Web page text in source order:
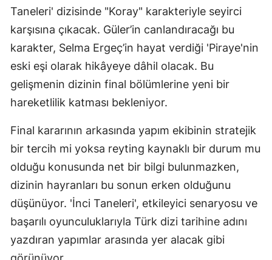
Malatya
Manisa
Kahramanmaraş
Mardin
Muş
Nevşehir
Niğde
Ordu
Taneleri' dizisinde "Koray" karakteriyle seyirci
karşısına çıkacak. Güler’in canlandıracağı bu
karakter, Selma Ergeç’in hayat verdiği 'Piraye'nin
eski eşi olarak hikâyeye dâhil olacak. Bu
gelişmenin dizinin final bölümlerine yeni bir
hareketlilik katması bekleniyor.
Final kararının arkasında yapım ekibinin stratejik
bir tercih mi yoksa reyting kaynaklı bir durum mu
olduğu konusunda net bir bilgi bulunmazken,
dizinin hayranları bu sonun erken olduğunu
düşünüyor. 'İnci Taneleri', etkileyici senaryosu ve
başarılı oyunculuklarıyla Türk dizi tarihine adını
yazdıran yapımlar arasında yer alacak gibi